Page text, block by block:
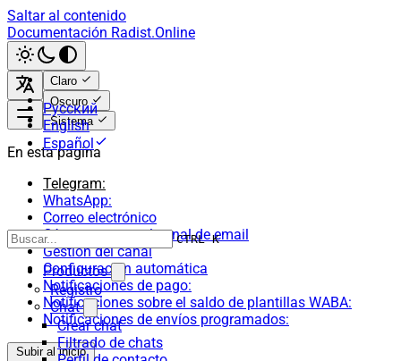
Saltar al contenido
Documentación Radist.Online
Claro
Oscuro
Sistema
Русский
English
Español
CTRL K
Productos
Registro
Chat
Crear chat
Filtrado de chats
En esta página
Telegram:
WhatsApp:
Correo electrónico
Cómo conectar el canal de email
Gestión del canal
Configuración automática
Notificaciones de pago:
Notificaciones sobre el saldo de plantillas WABA:
Notificaciones de envíos programados:
Subir al inicio